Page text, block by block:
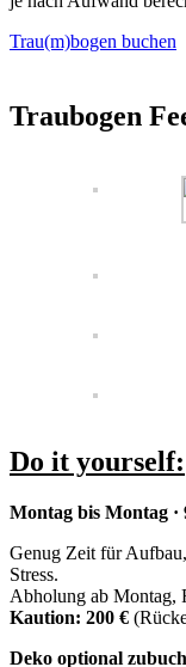
Trau(m)bogen buchen
Traubogen
Do it yourself:
Montag bis Montag ·
Genug Zeit für
Stress.
Abholung ab Montag,
Kaution: 200 €
Deko optional